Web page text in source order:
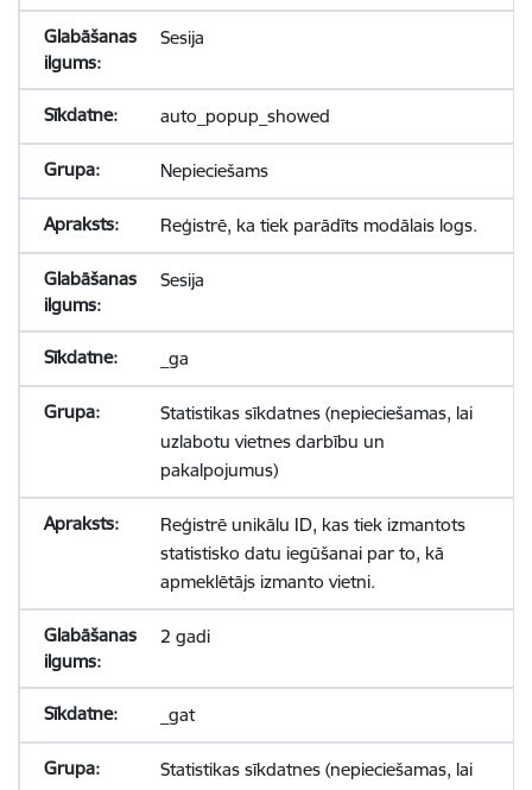
Sesija
auto_popup_showed
Nepieciešams
Reģistrē, ka tiek parādīts modālais logs.
Sesija
_ga
Statistikas sīkdatnes (nepieciešamas, lai
uzlabotu vietnes darbību un
pakalpojumus)
Reģistrē unikālu ID, kas tiek izmantots
statistisko datu iegūšanai par to, kā
apmeklētājs izmanto vietni.
2 gadi
_gat
Statistikas sīkdatnes (nepieciešamas, lai